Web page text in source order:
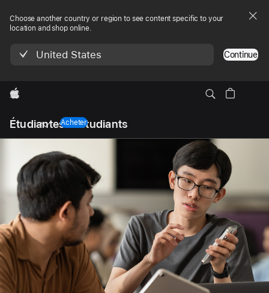
Choose another country or region to see content specific to your
location and shop online.
United States Continue
Apple
Étudiantes et étudiants
locale
Ouvrir
le
Acheter